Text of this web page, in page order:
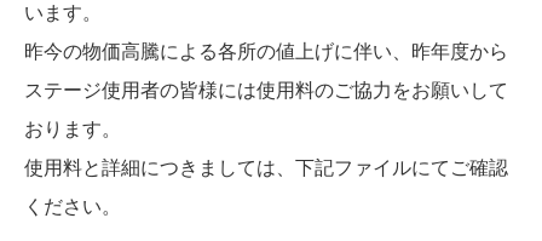
います。
昨今の物価高騰による各所の値上げに伴い、昨年度から
ステージ使用者の皆様には使用料のご協力をお願いして
おります。
使用料と詳細につきましては、下記ファイルにてご確認
ください。